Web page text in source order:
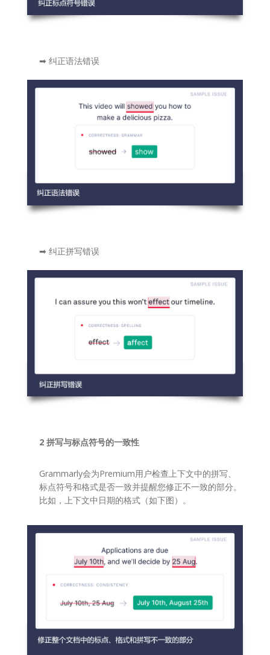
➡ 纠正语法错误
➡ 纠正拼写错误
2 拼写与标点符号的一致性
Grammarly会为Premium用户检查上下文中的拼写、
标点符号和格式是否一致并提醒您修正不一致的部分。
比如，上下文中日期的格式（如下图）。